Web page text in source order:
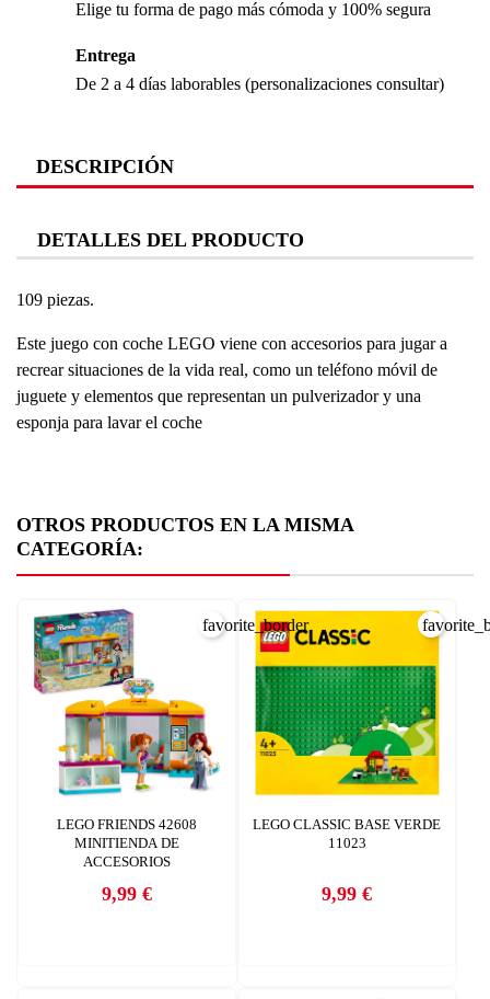
Elige tu forma de pago más cómoda y 100% segura
Entrega
De 2 a 4 días laborables (personalizaciones consultar)
DESCRIPCIÓN
DETALLES DEL PRODUCTO
109 piezas.
Este juego con coche LEGO viene con accesorios para jugar a
recrear situaciones de la vida real, como un teléfono móvil de
juguete y elementos que representan un pulverizador y una
esponja para lavar el coche
OTROS PRODUCTOS EN LA MISMA
CATEGORÍA:
LEGO FRIENDS 42608
MINITIENDA DE
ACCESORIOS
Precio
9,99 €
favorite_border
LEGO CLASSIC BASE VERDE
11023
Precio
9,99 €